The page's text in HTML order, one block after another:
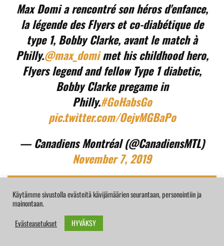
Max Domi a rencontré son héros d'enfance,
la légende des Flyers et co-diabétique de
type 1, Bobby Clarke, avant le match à
Philly.@max_domimet his childhood hero,
Flyers legend and fellow Type 1 diabetic,
Bobby Clarke pregame in
Philly.#GoHabsGo
pic.twitter.com/OejvMGBaPo
— Canadiens Montréal (@CanadiensMTL)
November 7, 2019
Hän oli johtaja ja todellinen menestystarina jäällä. Hän oli
loistava esikuva diabetesta sairastaville nuorille ja muille, ja
Käytämme sivustolla evästeitä kävijämäärien seurantaan, personointiin ja
mainontaan.
Evästeasetukset
HYVÄKSY